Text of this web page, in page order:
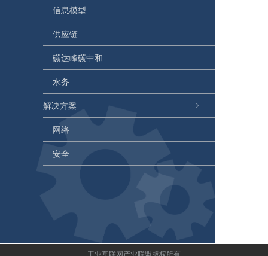
信息模型
供应链
碳达峰碳中和
水务
解决方案
网络
安全
工业互联网产业联盟版权所有